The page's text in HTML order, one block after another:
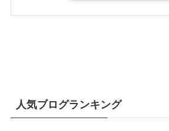
人気ブログランキング